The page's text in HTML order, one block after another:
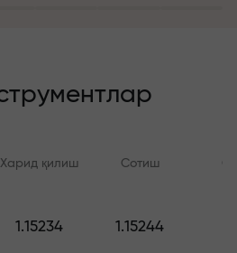
қоплайди ва
уч баравар
ва
Харид қилиш Сотиш
1.15234 1.15244